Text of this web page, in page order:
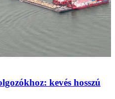
kevés hosszú